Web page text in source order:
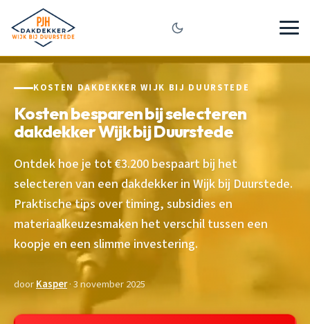
KOSTEN DAKDEKKER WIJK BIJ DUURSTEDE
Kosten besparen bij selecteren
dakdekker Wijk bij Duurstede
Ontdek hoe je tot €3.200 bespaart bij het
selecteren van een dakdekker in Wijk bij Duurstede.
Praktische tips over timing, subsidies en
materiaalkeuzesmaken het verschil tussen een
koopje en een slimme investering.
doorKasper· 3 november 2025